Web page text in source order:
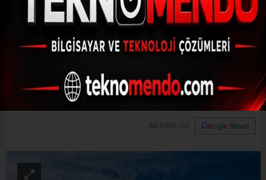
GÜNDEM
- 11:55
Kırmızı Periler Diyarı güzelliğiyle büyülüyor